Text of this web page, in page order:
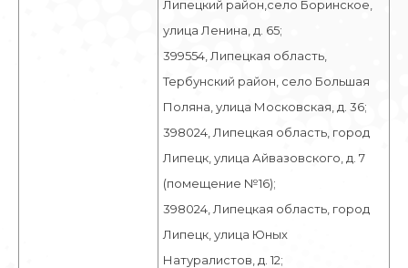
Липецкий район,село Боринское,
улица Ленина, д. 65;
399554, Липецкая область,
Тербунский район, село Большая
Поляна, улица Московская, д. 36;
398024, Липецкая область, город
Липецк, улица Айвазовского, д. 7
(помещение №16);
398024, Липецкая область, город
Липецк, улица Юных
Натуралистов, д. 12;